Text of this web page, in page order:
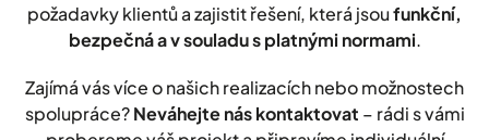
požadavky klientů a zajistit řešení, která jsoufunkční,
bezpečná a v souladu s platnými normami.
Zajímá vás více o našich realizacích nebo možnostech
spolupráce?Neváhejte nás kontaktovat – rádi s vámi